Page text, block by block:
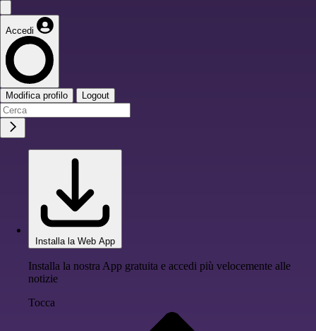
Accedi
Modifica profilo Logout
Installa la Web App
Installa la nostra App gratuita e accedi più velocemente alle
notizie
Tocca